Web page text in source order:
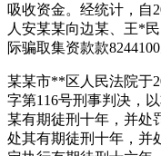
吸收资金。经统计，自
人安某某向边某、王*
际骗取集资款款8244100
某某市**区人民法院于
字第116号刑事判决，
某有期徒刑十年，并处
处其有期徒刑十年，并